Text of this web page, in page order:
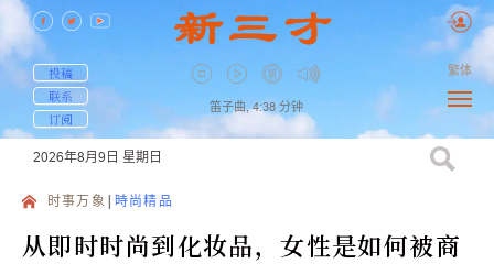
投稿
联系
订阅
笛子曲, 4:38 分钟
繁体
2026年8月9日 星期日
时事万象 時尚精品
从即时时尚到化妆品，女性是如何被商